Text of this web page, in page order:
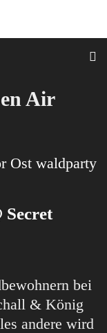
Air
Secret
bei
& König
andere wird